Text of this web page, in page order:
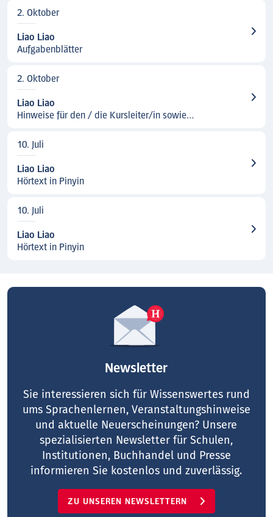
2. Oktober
Liao Liao
Aufgabenblätter
2. Oktober
Liao Liao
Hinweise für den / die Kursleiter/in sowie
10. Juli
Liao Liao
Hörtext in Pinyin
10. Juli
Liao Liao
Hörtext in Pinyin
Newsletter
Sie interessieren sich für Wissenswertes rund
ums Sprachenlernen, Veranstaltungshinweise
und aktuelle Neuerscheinungen? Unsere
spezialisierten Newsletter für Schulen,
Institutionen, Buchhandel und Presse
informieren Sie kostenlos und zuverlässig.
ZU UNSEREN NEWSLETTERN